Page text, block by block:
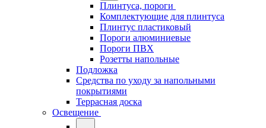
Плинтуса, пороги
Комплектующие для плинтуса
Плинтус пластиковый
Пороги алюминиевые
Пороги ПВХ
Розетты напольные
Подложка
Средства по уходу за напольными
покрытиями
Террасная доска
Освещение